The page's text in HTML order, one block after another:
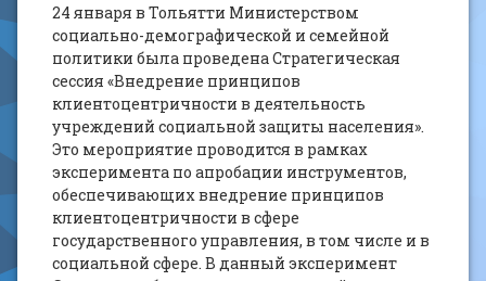
24 января в Тольятти Министерством
социально-демографической и семейной
политики была проведена Стратегическая
сессия «Внедрение принципов
клиентоцентричности в деятельность
учреждений социальной защиты населения».
Это мероприятие проводится в рамках
эксперимента по апробации инструментов,
обеспечивающих внедрение принципов
клиентоцентричности в сфере
государственного управления, в том числе и в
социальной сфере. В данный эксперимент